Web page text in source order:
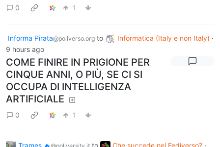
0 1
Informa Pirata@poliverso.org to Informatica (Italy e non Italy) ·
9 hours ago
COME FINIRE IN PRIGIONE PER
CINQUE ANNI, O PIÙ, SE CI SI
OCCUPA DI INTELLIGENZA
ARTIFICIALE
0 1
Trames 🔥 to Che succede nel Fediverso? ·